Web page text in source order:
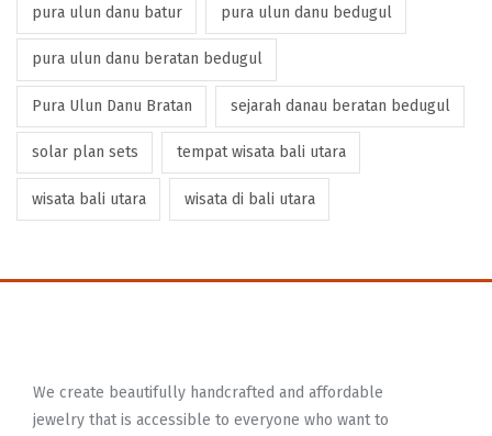
pura ulun danu batur pura ulun danu bedugul
pura ulun danu beratan bedugul
Pura Ulun Danu Bratan sejarah danau beratan bedugul
solar plan sets tempat wisata bali utara
wisata bali utara wisata di bali utara
We create beautifully handcrafted and affordable
jewelry that is accessible to everyone who want to